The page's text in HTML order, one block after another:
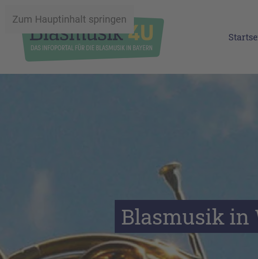
Zum Hauptinhalt springen
Blasmusik in